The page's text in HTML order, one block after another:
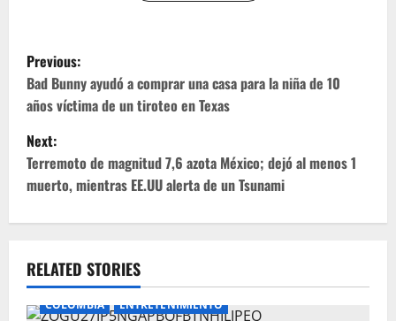
P
o
s
t
n
v
Previous:
Bad Bunny ayudó a comprar una casa para la niña de 10
años víctima de un tiroteo en Texas
Next:
Terremoto de magnitud 7,6 azota México; dejó al menos 1
muerto, mientras EE.UU alerta de un Tsunami
RELATED STORIES
COLOMBIA ENTRETENIMIENTO